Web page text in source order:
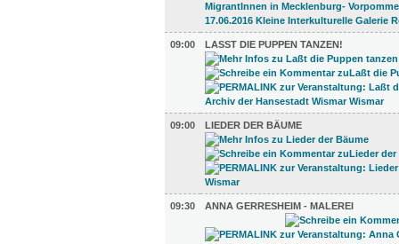
09:00 LASST DIE PUPPEN TANZEN!
09:00 LIEDER DER BÄUME
09:30 ANNA GERRESHEIM - MALEREI